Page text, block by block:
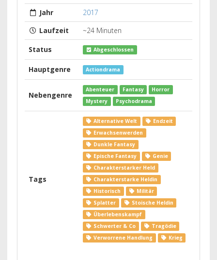
Jahr
2017
Laufzeit
~24 Minuten
Status Abgeschlossen
Hauptgenre Actiondrama
Nebengenre
Abenteuer Fantasy
Horror
Mystery
Psychodrama
Tags
Alternative Welt
Endzeit
Erwachsenwerden
Dunkle Fantasy
Epische Fantasy
Genie
Charakterstarker Held
Charakterstarke Heldin
Historisch
Militär
Splatter
Stoische Heldin
Überlebenskampf
Schwerter & Co
Tragödie
Verworrene Handlung
Krieg